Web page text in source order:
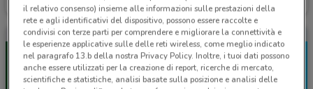
Scade il 31/12 4 km Scade il 31/12
il relativo consenso) insieme alle informazioni sulle prestazioni della
rete e agli identificativi del dispositivo, possono essere raccolte e
condivisi con terze parti per comprendere e migliorare la connettività e
le esperienze applicative sulle delle reti wireless, come meglio indicato
nel paragrafo 13.b della nostra Privacy Policy. Inoltre, i tuoi dati possono
anche essere utilizzati per la creazione di report, ricerche di mercato,
scientifiche e statistiche, analisi basate sulla posizione e analisi delle